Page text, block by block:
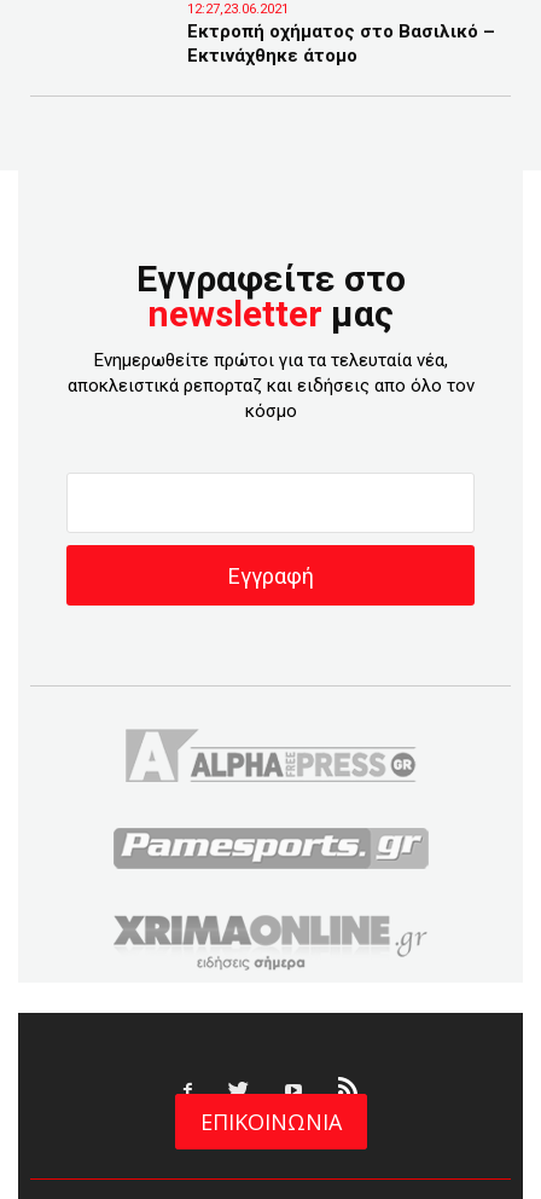
12:27,23.06.2021
Εκτροπή οχήματος στο Βασιλικό –
Εκτινάχθηκε άτομο
Εγγραφείτε στο
newsletter μας
Ενημερωθείτε πρώτοι για τα τελευταία νέα,
αποκλειστικά ρεπορταζ και ειδήσεις απο όλο τον
κόσμο
ΕΠΙΚΟΙΝΩΝΙΑ